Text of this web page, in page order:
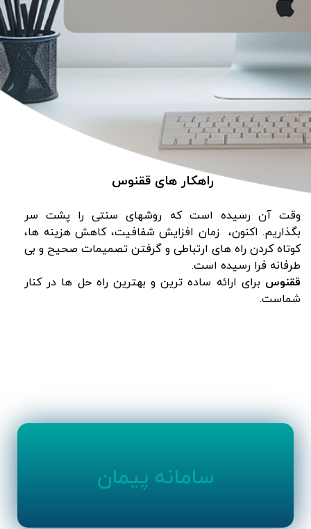
راهکار های ققنوس
وقت آن رسیده است که روشهای سنتی را پشت سر
بگذاریم. اکنون، زمان افزایش شفافیت، کاهش هزینه ها،
کوتاه کردن راه های ارتباطی و گرفتن تصمیمات صحیح و بی
طرفانه فرا رسیده است.
ققنوس برای ارائه ساده ترین و بهترین راه حل ها در کنار
شماست.
سامانه پیمان